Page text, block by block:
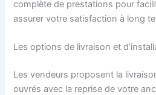
complète de prestations pour
assurer votre satisfaction à long
Les options de livraison et
Les vendeurs proposent la
ouvrés avec la reprise de votre